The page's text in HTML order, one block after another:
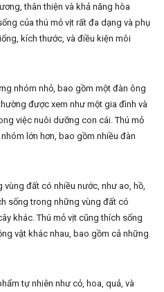
thân thiện và khả năng hòa
của thú mỏ vịt rất đa dạng và phụ
kích thước, và điều kiện môi
nhóm nhỏ, bao gồm một đàn ông
được xem như một gia đình và
việc nuôi dưỡng con cái. Thú mỏ
lớn hơn, bao gồm nhiều đàn
đất có nhiều nước, như ao, hồ,
sống trong những vùng đất có
khác. Thú mỏ vịt cũng thích sống
vật khác nhau, bao gồm cả những
tự nhiên như cỏ, hoa, quả, và